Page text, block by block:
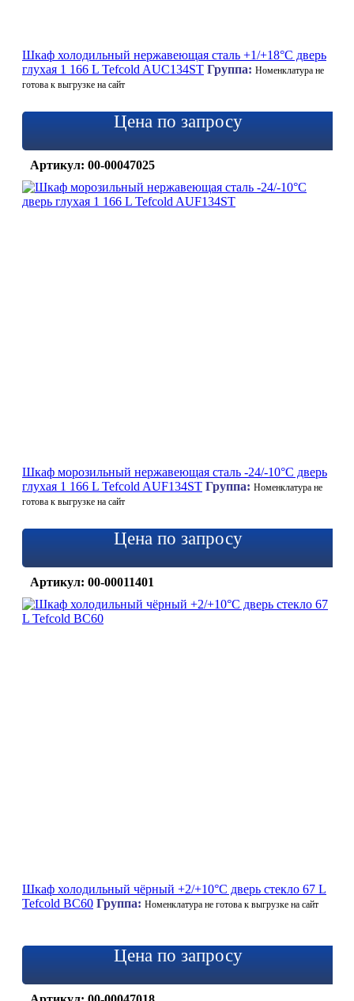
Шкаф холодильный нержавеющая сталь +1/+18°C дверь
глухая 1 166 L Tefcold AUC134ST Группа: Номенклатура не
готова к выгрузке на сайт
Цена по запросу
Артикул: 00-00047025
Шкаф морозильный нержавеющая сталь -24/-10°C дверь
глухая 1 166 L Tefcold AUF134ST Группа: Номенклатура не
готова к выгрузке на сайт
Цена по запросу
Артикул: 00-00011401
Шкаф холодильный чёрный +2/+10°C дверь стекло 67 L
Tefcold BC60 Группа: Номенклатура не готова к выгрузке на сайт
Цена по запросу